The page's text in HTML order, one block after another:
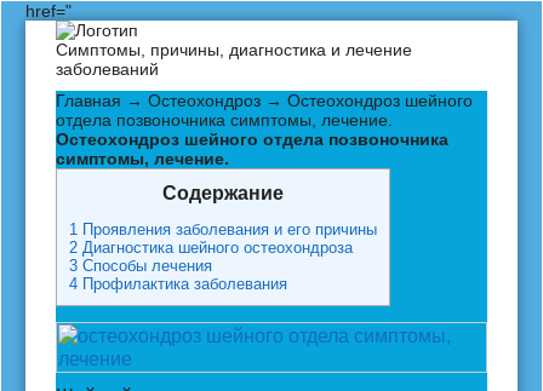
href="
Симптомы, причины, диагностика и лечение
заболеваний
Главная → Остеохондроз → Остеохондроз шейного
отдела позвоночника симптомы, лечение.
Остеохондроз шейного отдела позвоночника
симптомы, лечение.
Содержание
1 Проявления заболевания и его причины
2 Диагностика шейного остеохондроза
3 Способы лечения
4 Профилактика заболевания